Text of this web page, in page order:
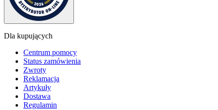
Dla kupujących
Centrum pomocy
Status zamówienia
Zwroty
Reklamacja
Artykuły
Dostawa
Regulamin